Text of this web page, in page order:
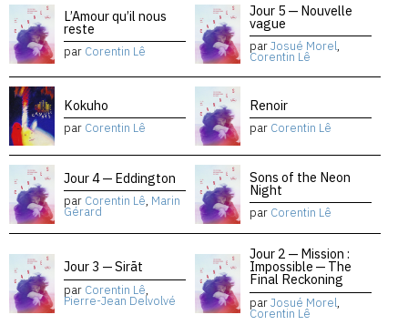
L’Amour qu’il nous
reste
par Corentin Lê
Jour 5 — Nouvelle
vague
parJosué Morel,
Corentin Lê
Kokuho
par Corentin Lê
Renoir
par Corentin Lê
Jour 4 — Eddington
par Corentin Lê, Marin
Gérard
Sons of the Neon
Night
par Corentin Lê
Jour 3 — Sirāt
par Corentin Lê,
Pierre-Jean Delvolvé
Jour 2 — Mission :
Impossible — The
Final Reckoning
parJosué Morel,
Corentin Lê